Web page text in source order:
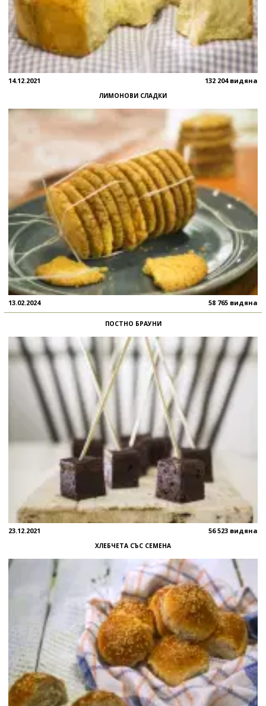
14.12.2021 132 204 видяна
ЛИМОНОВИ СЛАДКИ
13.02.2024 58 765 видяна
ПОСТНО БРАУНИ
23.12.2021 56 523 видяна
ХЛЕБЧЕТА СЪС СЕМЕНА